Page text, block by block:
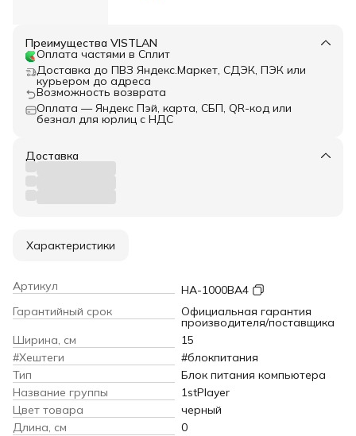
Преимущества VISTLAN
Оплата частями в Сплит
Доставка до ПВЗ Яндекс.Маркет, СДЭК, ПЭК или
курьером до адреса
Возможность возврата
Оплата — Яндекс Пэй, карта, СБП, QR-код или
безнал для юрлиц с НДС
Доставка
Характеристики
Артикул
HA-1000BA4
Гарантийный срок
Официальная гарантия
производителя/поставщика
Ширина, см
15
#Хештеги
#блокпитания
Тип
Блок питания компьютера
Название группы
1stPlayer
Цвет товара
черный
Длина, см
0